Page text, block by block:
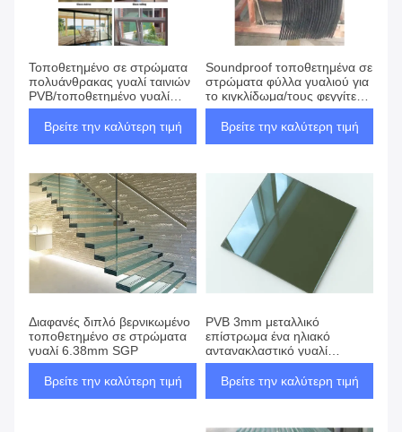
Τοποθετημένο σε στρώματα
πολυάνθρακας γυαλί ταινιών
PVB/τοποθετημένο γυαλί
Soundproofing παραθύρων
Βρείτε την καλύτερη τιμή
Soundproof τοποθετημένα σε
στρώματα φύλλα γυαλιού για
το κιγκλίδωμα/τους φεγγίτες/
τις κυλιόμενες σκάλες
Βρείτε την καλύτερη τιμή
Διαφανές διπλό βερνικωμένο
τοποθετημένο σε στρώματα
γυαλί 6.38mm SGP
Βρείτε την καλύτερη τιμή
PVB 3mm μεταλλικό
επίστρωμα ένα ηλιακό
αντανακλαστικό γυαλί
τρόπων
Βρείτε την καλύτερη τιμή